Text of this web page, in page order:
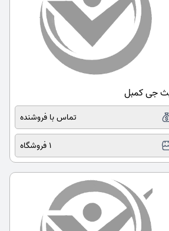
جی کمبل
تماس با فروشنده
1 فروشگاه